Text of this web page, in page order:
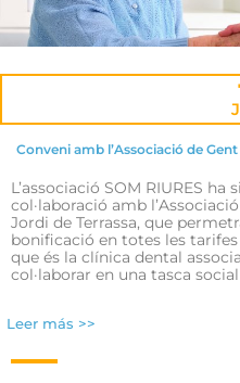
Conveni amb l’Associació de
L’associació SOM RIURES
col·laboració amb
Jordi de Terrassa, que
bonificació en totes les
que és la clínica dental
col·laborar en una tasca
Leer más >>